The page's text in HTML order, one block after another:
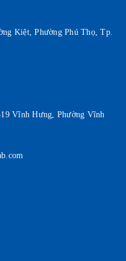
Kiệt, Phường Phú Thọ, Tp.
Vĩnh Hưng, Phường Vĩnh